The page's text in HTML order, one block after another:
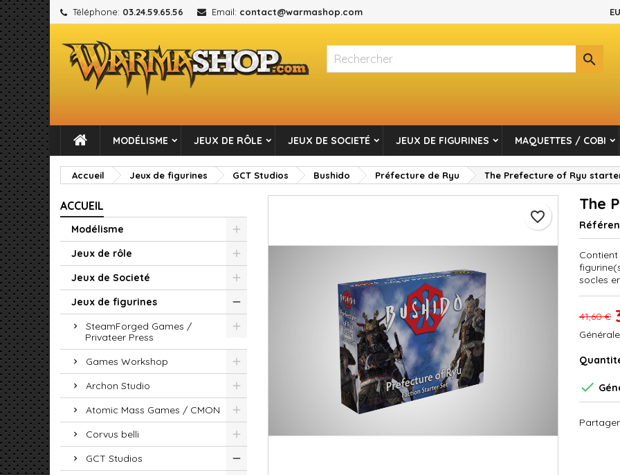
Téléphone: 03.24.59.65.56 Email: contact@warmashop.com

MODÉLISME JEUX DE RÔLE JEUX DE SOCIETÉ JEUX DE FIGURINES MAQUETTES / COBI
Accueil Jeux de figurines GCT Studios Bushido Préfecture de Ryu The Prefecture of Ryu
ACCUEIL
Modélisme
Jeux de rôle
Jeux de Societé
Jeux de figurines
SteamForged Games /
Privateer Press
Games Workshop
Archon Studio
Atomic Mass Games / CMON
Corvus belli
GCT Studios
The
socles
41,60 €
favorite_border

Partager
Mes listes d'envies
add_circle_outline Créer une nouvelle liste
Créer une liste d'envies
Connexion
Vous devez être connecté pour ajouter des produits à votre liste